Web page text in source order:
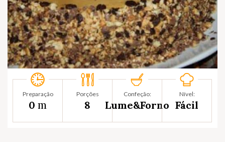
Preparação
0 m
Porções
8
Confeção:
Lume&Forno
Nível:
Fácil